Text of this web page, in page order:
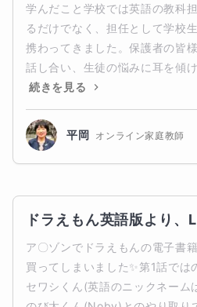
学んだこと学校では英語の教科
るだけでなく、担任として学校
携わってきました。保護者の皆
話し合い、生徒の悩みに耳を傾
続きを見る
平岡 オンライン家庭教師
ドラえもん英語版より
ア〇ゾンでドラえもんの電子書
買ってしまいました✨第1話では
セワシくん(英語のニックネーム